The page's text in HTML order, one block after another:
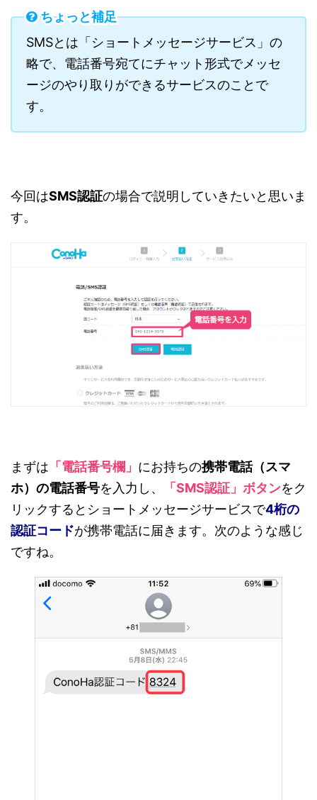
ちょっと補足
SMSとは「ショートメッセージサービス」の
略で、電話番号宛てにチャット形式でメッセ
ージのやり取りができるサービスのことで
す。
今回はSMS認証の場合で説明していきたいと思いま
す。
まずは 「電話番号欄」 にお持ちの携帯電話（スマ
ホ）の電話番号を入力し、 「SMS認証」ボタンをク
リックするとショートメッセージサービスで4桁の
認証コードが携帯電話に届きます。次のような感じ
ですね。